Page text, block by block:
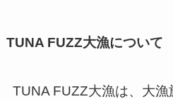
TUNA FUZZ大漁について
TUNA FUZZ大漁は、大